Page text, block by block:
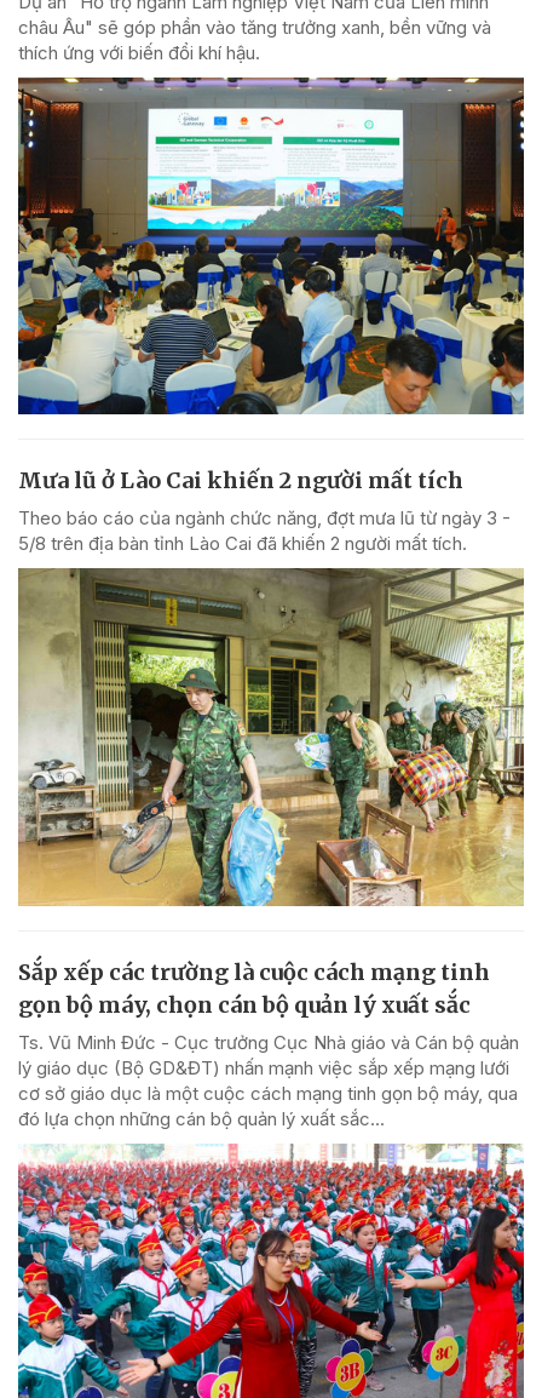
châu Âu" sẽ góp phần vào tăng trưởng xanh, bền vững và
thích ứng với biến đổi khí hậu.
Mưa lũ ở Lào Cai khiến 2 người mất tích
Theo báo cáo của ngành chức năng, đợt mưa lũ từ ngày 3 -
5/8 trên địa bàn tỉnh Lào Cai đã khiến 2 người mất tích.
Sắp xếp các trường là cuộc cách mạng tinh
gọn bộ máy, chọn cán bộ quản lý xuất sắc
Ts. Vũ Minh Đức - Cục trưởng Cục Nhà giáo và Cán bộ quản
lý giáo dục (Bộ GD&ĐT) nhấn mạnh việc sắp xếp mạng lưới
cơ sở giáo dục là một cuộc cách mạng tinh gọn bộ máy, qua
đó lựa chọn những cán bộ quản lý xuất sắc...